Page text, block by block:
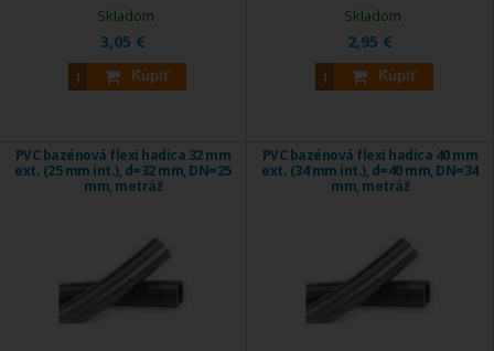
3,05 €
Kúpiť
Skladom
2,95 €
Kúpiť
Skladom
PVC bazénová flexi hadica 32 mm
ext. (25 mm int.), d=32 mm, DN=25
mm, metráž
PVC bazénová flexi hadica 40 mm
ext. (34 mm int.), d=40 mm, DN=34
mm, metráž